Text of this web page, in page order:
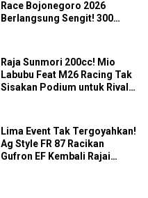
Race Bojonegoro 2026
Berlangsung Sengit! 300
Raja Sunmori 200cc! Mio
Labubu Feat M26 Racing Tak
Sisakan Podium untuk Rival
Lima Event Tak Tergoyahkan!
Ag Style FR 87 Racikan
Gufron EF Kembali Rajai